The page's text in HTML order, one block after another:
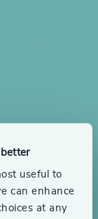
useful to
can enhance
at any
für